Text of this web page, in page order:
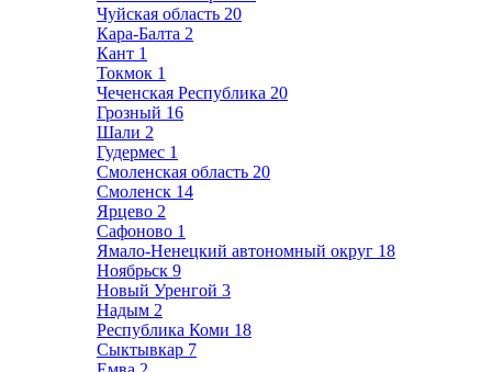
Чуйская область 20
Кара-Балта 2
Кант 1
Токмок 1
Чеченская Республика 20
Грозный 16
Шали 2
Гудермес 1
Смоленская область 20
Смоленск 14
Ярцево 2
Сафоново 1
Ямало-Ненецкий автономный округ 18
Ноябрьск 9
Новый Уренгой 3
Надым 2
Республика Коми 18
Сыктывкар 7